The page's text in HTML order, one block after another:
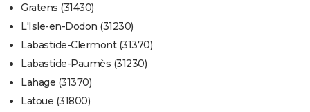
Gratens (31430)
L'Isle-en-Dodon (31230)
Labastide-Clermont (31370)
Labastide-Paumès (31230)
Lahage (31370)
Latoue (31800)